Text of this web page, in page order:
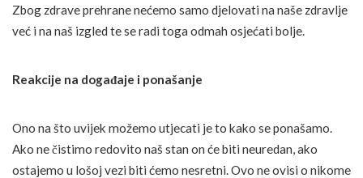
Zbog zdrave prehrane nećemo samo djelovati na naše zdravlje
već i na naš izgled te se radi toga odmah osjećati bolje.
Reakcije na događaje i ponašanje
Ono na što uvijek možemo utjecati je to kako se ponašamo.
Ako ne čistimo redovito naš stan on će biti neuredan, ako
ostajemo u lošoj vezi biti ćemo nesretni. Ovo ne ovisi o nikome